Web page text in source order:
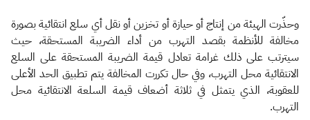
وحذّرت الهيئة من إنتاج أو حيازة أو تخزين أو نقل أي سلع انتقائية بصورة
مخالفة للأنظمة بقصد التهرب من أداء الضريبة المستحقة، حيث
سيترتب على ذلك غرامة تعادل قيمة الضريبة المستحقة على السلع
الانتقائية محل التهرب، وفي حال تكررت المخالفة يتم تطبيق الحد الأعلى
للعقوبة، الذي يتمثل في ثلاثة أضعاف قيمة السلعة الانتقائية محل
التهرب.